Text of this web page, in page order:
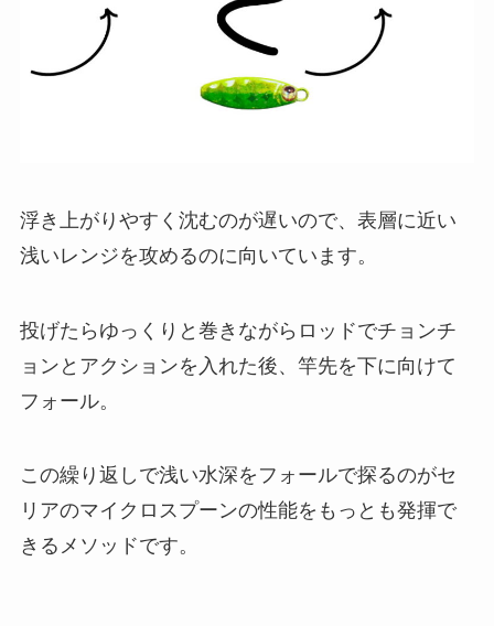
浮き上がりやすく沈むのが遅いので、表層に近い
浅いレンジを攻めるのに向いています。
投げたらゆっくりと巻きながらロッドでチョンチ
ョンとアクションを入れた後、竿先を下に向けて
フォール。
この繰り返しで浅い水深をフォールで探るのがセ
リアのマイクロスプーンの性能をもっとも発揮で
きるメソッドです。